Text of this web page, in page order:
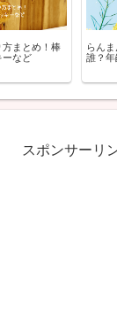
方まとめ！棒
ーなど
らん
誰？
スポンサーリ